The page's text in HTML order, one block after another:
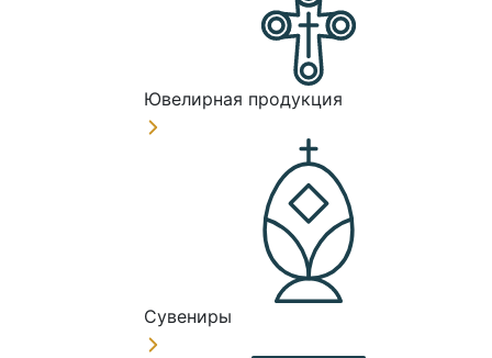
Ювелирная продукция
Сувениры